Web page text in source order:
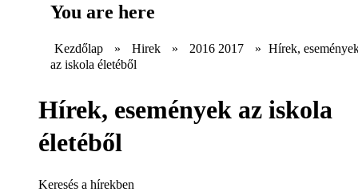
You are here
Kezdőlap » Hirek » 2016 2017 » Hírek,
az iskola életéből
Hírek, események az iskola
életéből
Keresés a hírekben